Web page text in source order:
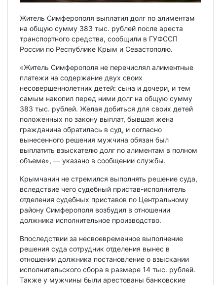
Житель Симферополя выплатил долг по алиментам
на общую сумму 383 тыс. рублей после ареста
транспортного средства, сообщили в ГУФССП
России по Республике Крым и Севастополю.
«Житель Симферополя не перечислял алиментные
платежи на содержание двух своих
несовершеннолетних детей: сына и дочери, и тем
самым накопил перед ними долг на общую сумму
383 тыс. рублей. Желая добиться для своих детей
положенных по закону выплат, бывшая жена
гражданина обратилась в суд, и согласно
вынесенного решения мужчина обязан был
выплатить взыскателю долг по алиментам в полном
объеме», — указано в сообщении службы.
Крымчанин не стремился выполнять решение суда,
вследствие чего судебный пристав-исполнитель
отделения судебных приставов по Центральному
району Симферополя возбудил в отношении
должника исполнительное производство.
Впоследствии за несвоевременное выполнение
решения суда сотрудник отделения вынес в
отношении должника постановление о взыскании
исполнительского сбора в размере 14 тыс. рублей.
Также у мужчины были арестованы банковские